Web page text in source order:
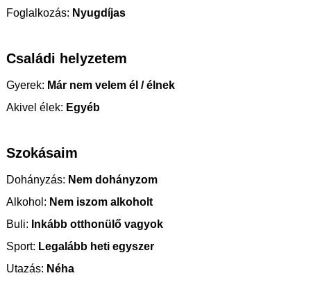
Foglalkozás: Nyugdíjas
Családi helyzetem
Gyerek: Már nem velem él / élnek
Akivel élek: Egyéb
Szokásaim
Dohányzás: Nem dohányzom
Alkohol: Nem iszom alkoholt
Buli: Inkább otthonülő vagyok
Sport: Legalább heti egyszer
Utazás: Néha